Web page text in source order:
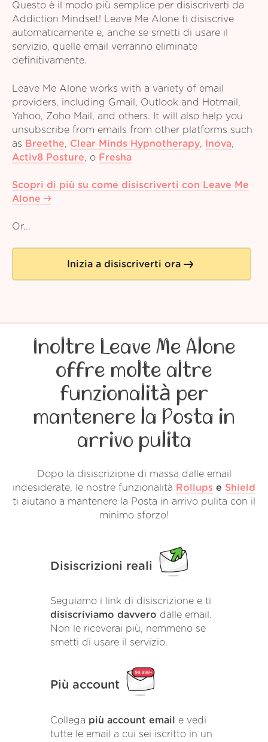
Questo è il modo più semplice per disiscriverti da
Addiction Mindset! Leave Me Alone ti disiscrive
automaticamente e, anche se smetti di usare il
servizio, quelle email verranno eliminate
definitivamente.
Leave Me Alone works with a variety of email
providers, including Gmail, Outlook and Hotmail,
Yahoo, Zoho Mail, and others. It will also help you
unsubscribe from emails from other platforms such
as Breethe, Clear Minds Hypnotherapy, Inova,
Activ8 Posture, o Fresha
Scopri di più su come disiscriverti con Leave Me
Alone
Or...
Inizia a disiscriverti ora
Inoltre Leave Me Alone
offre molte altre
funzionalità per
mantenere la Posta in
arrivo pulita
Dopo la disiscrizione di massa dalle email
indesiderate, le nostre funzionalità Rollups e Shield
ti aiutano a mantenere la Posta in arrivo pulita con il
minimo sforzo!
Disiscrizioni reali
Seguiamo i link di disiscrizione e ti
disiscriviamo davvero dalle email.
Non le riceverai più, nemmeno se
smetti di usare il servizio.
Più account
Collega più account email
e vedi
tutte le email a cui sei iscritto in un